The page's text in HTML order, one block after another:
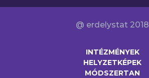
@ erdelystat 2018
INTÉZMÉNYEK
HELYZETKÉPEK
MÓDSZERTAN